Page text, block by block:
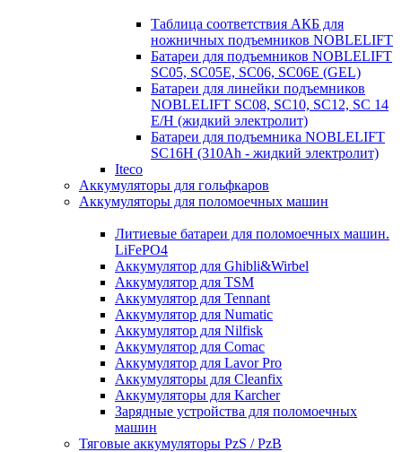
Таблица соответствия АКБ для
ножничных подъемников NOBLELIFT
Батареи для подъемников NOBLELIFT
SC05, SC05E, SC06, SC06E (GEL)
Батареи для линейки подъемников
NOBLELIFT SC08, SC10, SC12, SC 14
E/H (жидкий электролит)
Батареи для подъемника NOBLELIFT
SC16H (310Ah - жидкий электролит)
Iteco
Аккумуляторы для гольфкаров
Аккумуляторы для поломоечных машин
Литиевые батареи для поломоечных машин.
LiFePO4
Аккумулятор для Ghibli&Wirbel
Аккумулятор для TSM
Аккумулятор для Tennant
Аккумулятор для Numatic
Аккумулятор для Nilfisk
Аккумулятор для Comac
Аккумулятор для Lavor Pro
Аккумуляторы для Cleanfix
Аккумуляторы для Karcher
Зарядные устройства для поломоечных
машин
Тяговые аккумуляторы PzS / PzB